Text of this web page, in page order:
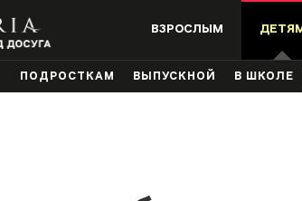
ВЗРОСЛЫМ ДЕТЯМ
ПОДРОСТКАМ ВЫПУСКНОЙ В ШКОЛЕ